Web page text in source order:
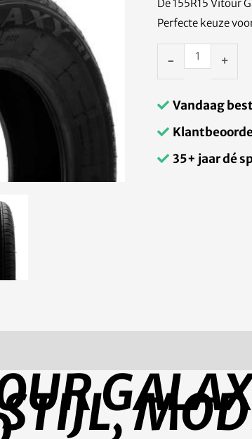
De 155R15 Vitour
Perfecte keuze
- +
Vandaag
35+ jaar dé